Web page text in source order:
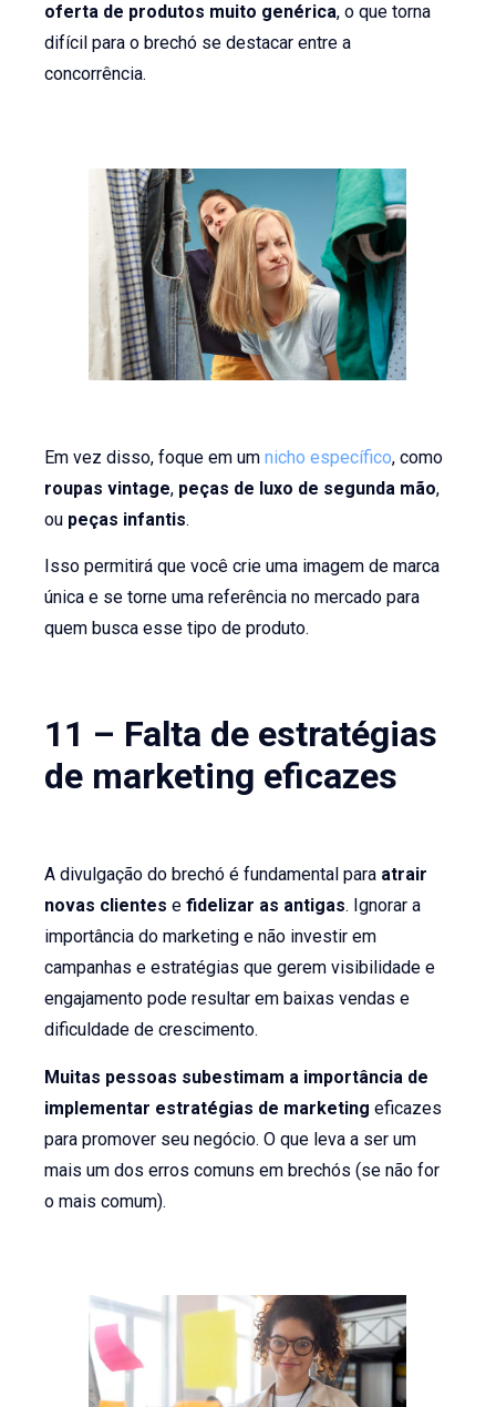
oferta de produtos muito genérica, o que torna
difícil para o brechó se destacar entre a
concorrência.
Em vez disso, foque em umnicho específico, como
roupas vintage, peças de luxo de segunda mão,
ou peças infantis.
Isso permitirá que você crie uma imagem de marca
única e se torne uma referência no mercado para
quem busca esse tipo de produto.
11 – Falta de estratégias
de marketing eficazes
A divulgação do brechó é fundamental para atrair
novas clientes efidelizar as antigas. Ignorar a
importância do marketing e não investir em
campanhas e estratégias que gerem visibilidade e
engajamento pode resultar em baixas vendas e
dificuldade de crescimento.
Muitas pessoas subestimam a importância de
implementar estratégias de marketing eficazes
para promover seu negócio. O que leva a ser um
mais um dos erros comuns em brechós (se não for
o mais comum).